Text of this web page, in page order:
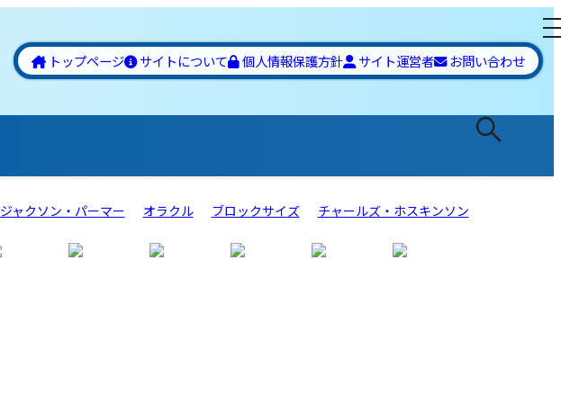
トップページ サイトについて 個人情報保護方針 サイト運営者 お問い合わせ
ジャクソン・パーマー オラクル ブロックサイズ チャールズ・ホスキンソン